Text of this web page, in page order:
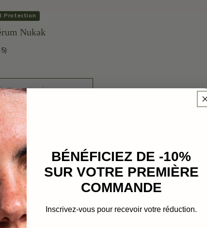
Protection
Nukak
au panier
pensée pour allier efficacité, sensorialité et
durable.
routine skincare tout en réduisant les déchets liés aux
responsable du soin visage, sans compromis sur le
ni sur la qualité des formules.
BÉNÉFICIEZ DE -10%
SUR VOTRE PREMIÈRE
COMMANDE
Inscrivez-vous pour recevoir votre réduction.